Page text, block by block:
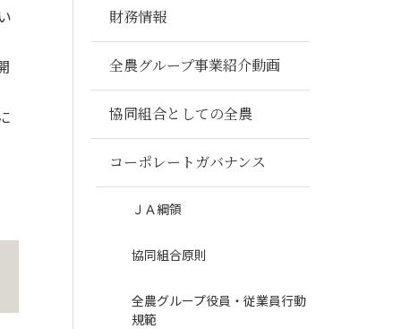
財務情報
全農グループ事業紹介動画
協同組合としての全農
コーポレートガバナンス
ＪＡ綱領
協同組合原則
全農グループ役員・従業員行動
規範